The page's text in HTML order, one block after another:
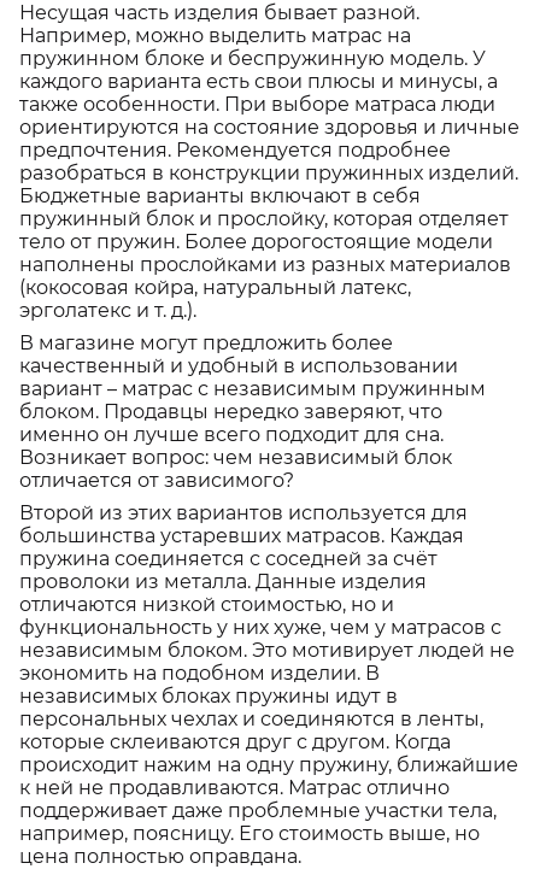
Несущая часть изделия бывает разной.
Например, можно выделить матрас на
пружинном блоке и беспружинную модель. У
каждого варианта есть свои плюсы и минусы, а
также особенности. При выборе матраса люди
ориентируются на состояние здоровья и личные
предпочтения. Рекомендуется подробнее
разобраться в конструкции пружинных изделий.
Бюджетные варианты включают в себя
пружинный блок и прослойку, которая отделяет
тело от пружин. Более дорогостоящие модели
наполнены прослойками из разных материалов
(кокосовая койра, натуральный латекс,
эрголатекс и т. д.).
В магазине могут предложить более
качественный и удобный в использовании
вариант – матрас с независимым пружинным
блоком. Продавцы нередко заверяют, что
именно он лучше всего подходит для сна.
Возникает вопрос: чем независимый блок
отличается от зависимого?
Второй из этих вариантов используется для
большинства устаревших матрасов. Каждая
пружина соединяется с соседней за счёт
проволоки из металла. Данные изделия
отличаются низкой стоимостью, но и
функциональность у них хуже, чем у матрасов с
независимым блоком. Это мотивирует людей не
экономить на подобном изделии. В
независимых блоках пружины идут в
персональных чехлах и соединяются в ленты,
которые склеиваются друг с другом. Когда
происходит нажим на одну пружину, ближайшие
к ней не продавливаются. Матрас отлично
поддерживает даже проблемные участки тела,
например, поясницу. Его стоимость выше, но
цена полностью оправдана.